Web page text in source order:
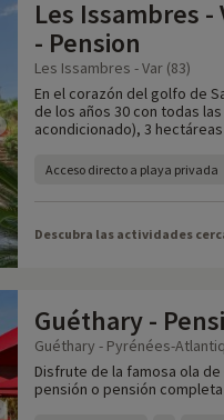
Les Issambres
- Pension
Les Issambres - Var (83)
En el corazón del golfo de
de los años 30 con todas
acondicionado), 3
Acceso directo a playa privada
Descubra las actividades
Guéthary -
Guéthary - Pyrénées-
Disfrute de la famosa ola
pensión o pensión